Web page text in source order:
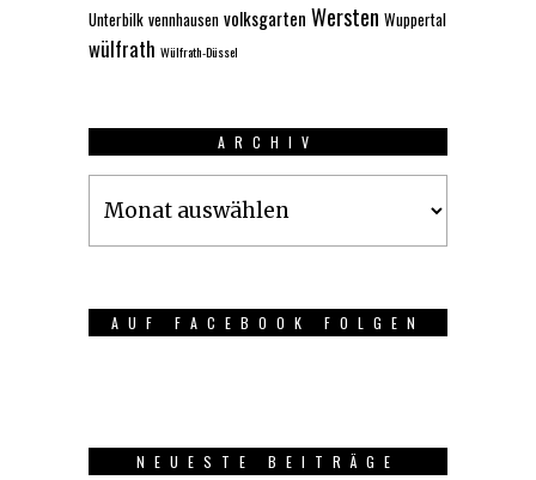
Unterbilk vennhausen volksgarten Wersten Wuppertal
wülfrath Wülfrath-Düssel
ARCHIV
AUF FACEBOOK FOLGEN
NEUESTE BEITRÄGE